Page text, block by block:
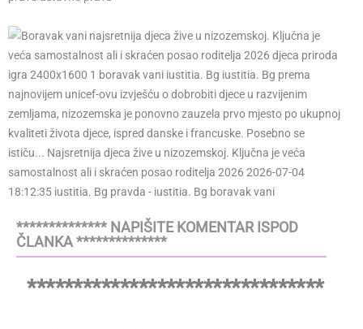
************** NAPIŠITE KOMENTAR ISPOD
ČLANKA **************
********************************